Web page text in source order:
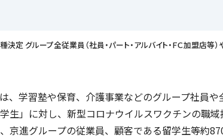
フキャリアや就業 を支える
グループ全従業員（社員・パート・アルバイト・ＦＣ加盟店等）
、学習塾や保育、介護事業などのグループ社員
生」に対し、新型コロナウイルスワクチンの職域
京進グループの従業員、顧客である留学生等約